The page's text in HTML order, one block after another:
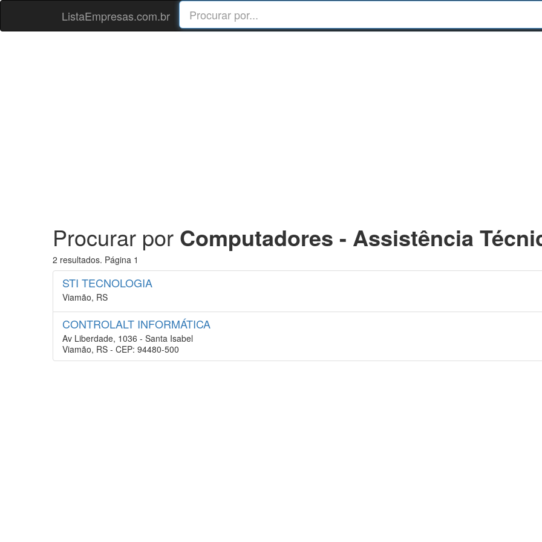
ListaEmpresas.com.br
Procurar por Computadores - Assistência
2 resultados. Página 1
STI TECNOLOGIA
Viamão, RS
CONTROLALT INFORMÁTICA
Av Liberdade, 1036 - Santa Isabel
Viamão, RS - CEP: 94480-500